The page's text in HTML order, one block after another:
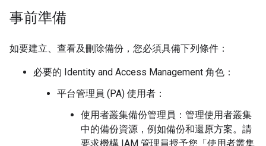
事前準備
如要建立、查看及刪除備份，您必須具備下列條件：
必要的 Identity and Access Management 角色：
平台管理員 (PA) 使用者：
使用者叢集備份管理員：管理使用者叢集
中的備份資源，例如備份和還原方案。請
要求機構 IAM 管理員授予您「使用者叢集